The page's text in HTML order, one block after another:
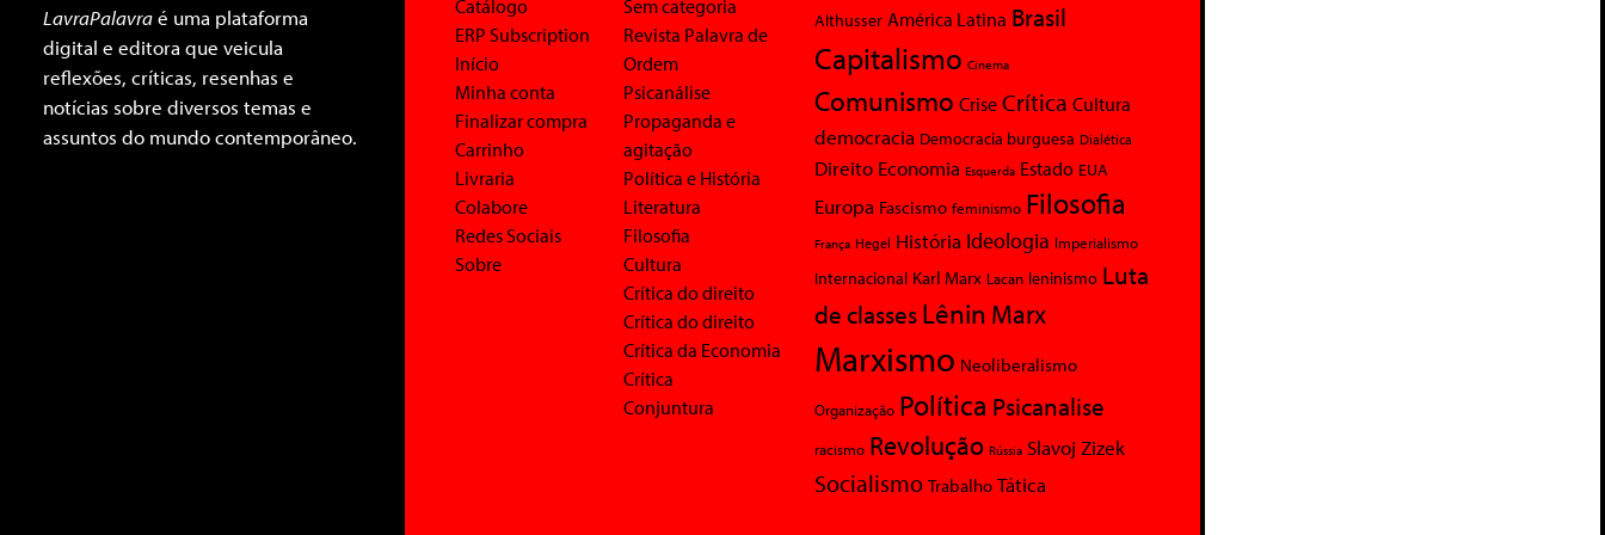
LavraPalavraé uma plataforma
digital e editora que veicula
reflexões, críticas, resenhas e
notícias sobre diversos temas e
assuntos do mundo contemporâneo.
Catálogo
ERP Subscription
Início
Minha conta
Finalizar compra
Carrinho
Livraria
Colabore
Redes Sociais
Sobre
Sem categoria
Revista Palavra de
Ordem
Psicanálise
Propaganda e
agitação
Política e História
Literatura
Filosofia
Cultura
Crítica do direito
Crítica do direito
Crítica da Economia
Crítica
Conjuntura
Althusser América Latina Brasil
Capitalismo Cinema
Comunismo Crise Crítica Cultura
democracia Democracia burguesa Dialética
Direito Economia Esquerda Estado EUA
Europa Fascismo feminismo Filosofia
França Hegel História Ideologia Imperialismo
Internacional Karl Marx Lacan leninismo Luta
de classesLênin Marx
Marxismo Neoliberalismo
Organização Política Psicanalise
racismo Revolução Rússia Slavoj Zizek
Socialismo Trabalho Tática